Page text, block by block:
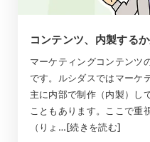
コンテンツ、内製する
マーケティングコンテンツ
です。ルシダスではマーケ
主に内部で制作（内製）し
こともあります。ここで重
（りょ…[続きを読む]